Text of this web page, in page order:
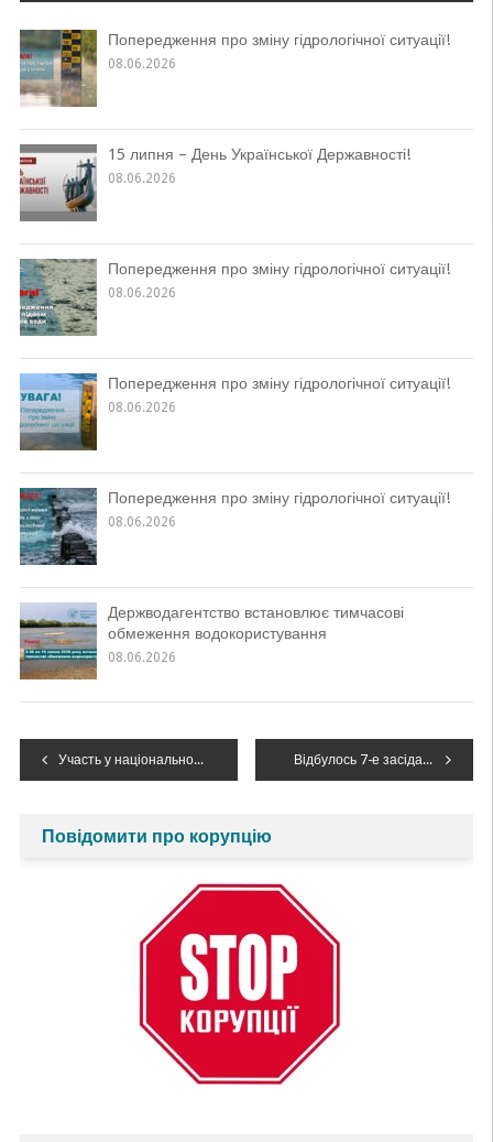
Попередження про зміну гідрологічної ситуації!
08.06.2026
15 липня – День Української Державності!
08.06.2026
Попередження про зміну гідрологічної ситуації!
08.06.2026
Попередження про зміну гідрологічної ситуації!
08.06.2026
Попередження про зміну гідрологічної ситуації!
08.06.2026
Держводагентство встановлює тимчасові
обмеження водокористування
08.06.2026
Навігація
Участь у національному політичному діалозі з інтегрованого управління водними ресурсами в Україні Відбулось 7-е засідання Робочої групи з питань планування та управління річковим басейном при Комісії зі сталого використання і охорони річки Дністер
Повідомити про корупцію